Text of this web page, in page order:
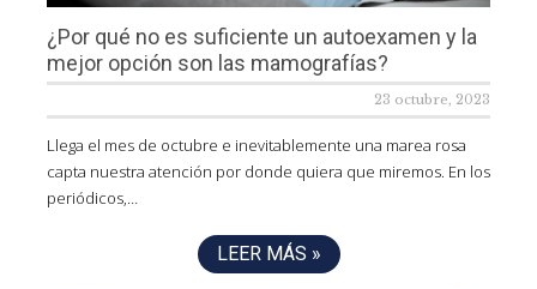
¿Por qué no es suficiente un autoexamen y la
mejor opción son las mamografías?
23 octubre, 2023
Llega el mes de octubre e inevitablemente una marea rosa
capta nuestra atención por donde quiera que miremos. En los
periódicos,…
LEER MÁS »